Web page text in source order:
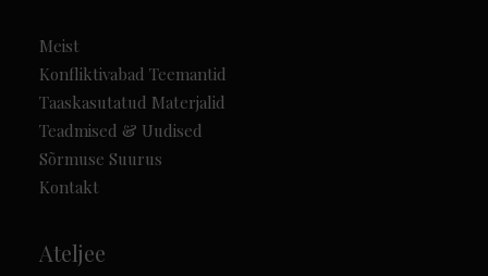
Meist
Konfliktivabad Teemantid
Taaskasutatud Materjalid
Teadmised & Uudised
Sõrmuse Suurus
Kontakt
Ateljee